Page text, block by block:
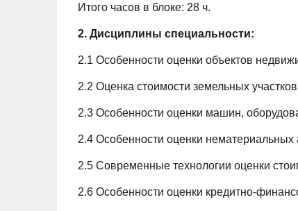
Итого часов в блоке: 28 ч.
2. Дисциплины специальности:
2.1 Особенности оценки объектов
2.2 Оценка стоимости земельных
2.3 Особенности оценки машин,
2.4 Особенности оценки нематериальных
2.5 Современные технологии оценки
2.6 Особенности оценки кредитно-